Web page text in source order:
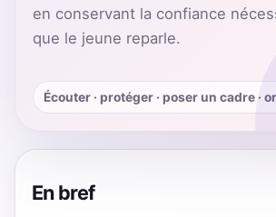
en conservant la confiance
que le jeune reparle.
Écouter · protéger · poser un cadre ·
En bref